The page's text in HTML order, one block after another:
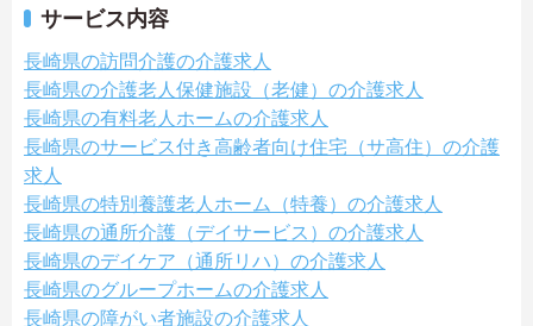
サービス内容
長崎県の訪問介護の介護求人
長崎県の介護老人保健施設（老健）の介護求人
長崎県の有料老人ホームの介護求人
長崎県のサービス付き高齢者向け住宅（サ高住）の介護
求人
長崎県の特別養護老人ホーム（特養）の介護求人
長崎県の通所介護（デイサービス）の介護求人
長崎県のデイケア（通所リハ）の介護求人
長崎県のグループホームの介護求人
長崎県の障がい者施設の介護求人